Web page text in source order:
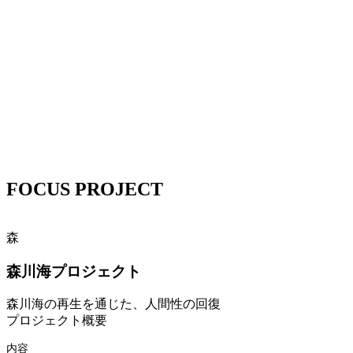
FOCUS PROJECT
森
森川海プロジェクト
森川海の再生を通じた、人間性の回復
プロジェクト概要
内容